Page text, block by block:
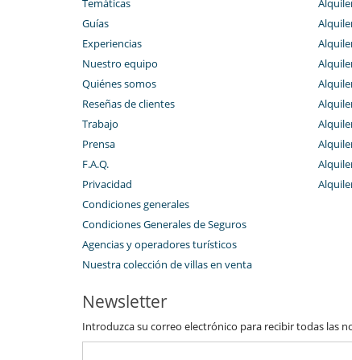
Parking privado
Salón TV
Para sus comidas
Cocine usted mismo
Personal
Chalet Manager
Guías
Experiencias
Nuestro equipo
Quiénes somos
Reseñas de clientes
Trabajo
Prensa
F.A.Q.
Privacidad
Condiciones generales
Condiciones Generales de Seguros
Agencias y operadores turísticos
Nuestra colección de villas en venta
Newsletter
Introduzca su correo electrónico para recibir todas las